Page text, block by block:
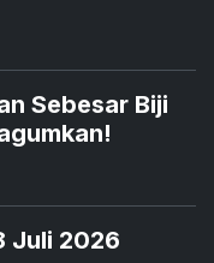
Sebesar Biji
Juli 2026